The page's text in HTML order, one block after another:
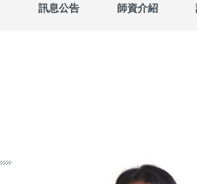
訊息公告 師資介紹